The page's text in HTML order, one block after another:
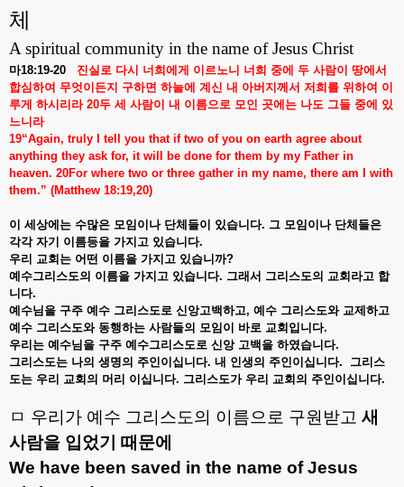
체
A spiritual community in the name of Jesus Christ
마18:19-20 진실로 다시 너희에게 이르노니 너희 중에 두 사람이 땅에서
합심하여 무엇이든지 구하면 하늘에 계신 내 아버지께서 저희를 위하여 이
루게 하시리라20두 세 사람이 내 이름으로 모인 곳에는 나도 그들 중에 있
느니라
19“Again, truly I tell you that if two of you on earth agree about
anything they ask for, it will be done for them by my Father in
heaven. 20For where two or three gather in my name, there am I with
them.” (Matthew 18:19,20)
이 세상에는 수많은 모임이나 단체들이 있습니다. 그 모임이나 단체들은
각각 자기 이름등을 가지고 있습니다.
우리 교회는 어떤 이름을 가지고 있습니까?
예수그리스도의 이름을 가지고 있습니다. 그래서 그리스도의 교회라고 합
니다.
예수님을 구주 예수 그리스도로 신앙고백하고, 예수 그리스도와 교제하고
예수 그리스도와 동행하는 사람들의 모임이 바로 교회입니다.
우리는 예수님을 구주 예수그리스도로 신앙 고백을 하였습니다.
그리스도는 나의 생명의 주인이십니다. 내 인생의 주인이십니다.
그리스
도는 우리 교회의 머리 이십니다. 그리스도가 우리 교회의 주인이십니다.
ㅁ 우리가 예수 그리스도의 이름으로 구원받고 새
사람을 입었기
때문에
We have been saved in the name of Jesus